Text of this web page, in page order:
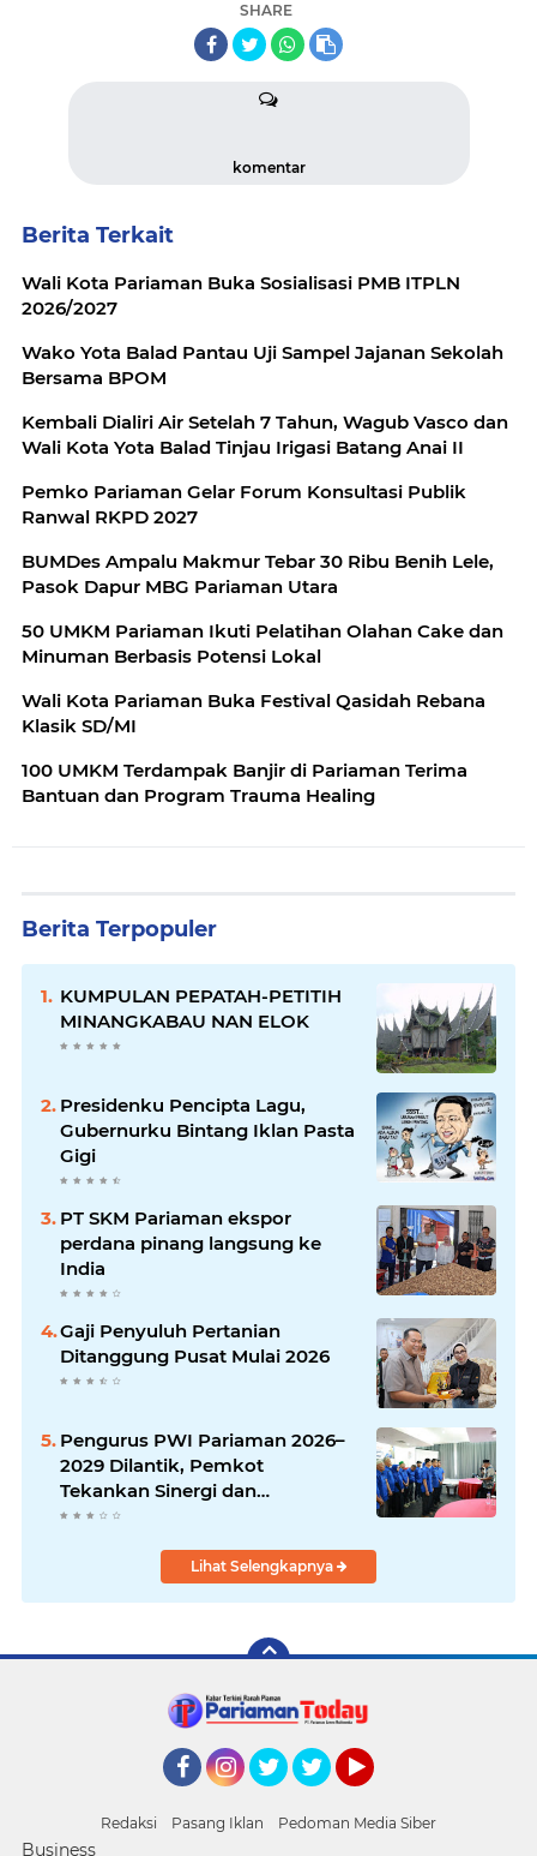
SHARE
komentar
Berita Terkait
Wali Kota Pariaman Buka Sosialisasi PMB ITPLN
2026/2027
Wako Yota Balad Pantau Uji Sampel Jajanan Sekolah
Bersama BPOM
Kembali Dialiri Air Setelah 7 Tahun, Wagub Vasco dan
Wali Kota Yota Balad Tinjau Irigasi Batang Anai II
Pemko Pariaman Gelar Forum Konsultasi Publik
Ranwal RKPD 2027
BUMDes Ampalu Makmur Tebar 30 Ribu Benih Lele,
Pasok Dapur MBG Pariaman Utara
50 UMKM Pariaman Ikuti Pelatihan Olahan Cake dan
Minuman Berbasis Potensi Lokal
Wali Kota Pariaman Buka Festival Qasidah Rebana
Klasik SD/MI
100 UMKM Terdampak Banjir di Pariaman Terima
Bantuan dan Program Trauma Healing
Berita Terpopuler
KUMPULAN PEPATAH-PETITIH
MINANGKABAU NAN ELOK
Presidenku Pencipta Lagu,
Gubernurku Bintang Iklan Pasta
Gigi
PT SKM Pariaman ekspor
perdana pinang langsung ke
India
Gaji Penyuluh Pertanian
Ditanggung Pusat Mulai 2026
Pengurus PWI Pariaman 2026–
2029 Dilantik, Pemkot
Tekankan Sinergi dan
Profesionalisme Pers
Lihat Selengkapnya
Redaksi Pasang Iklan Pedoman Media Siber
Business